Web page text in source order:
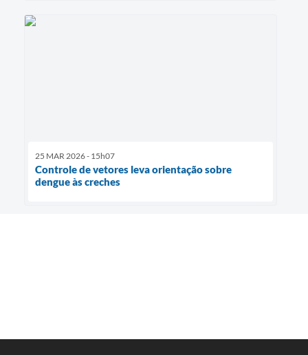
25 MAR 2026 - 15h07
Controle de vetores leva orientação sobre
dengue às creches